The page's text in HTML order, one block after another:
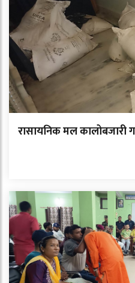
रासायनिक मल कालोबजारी